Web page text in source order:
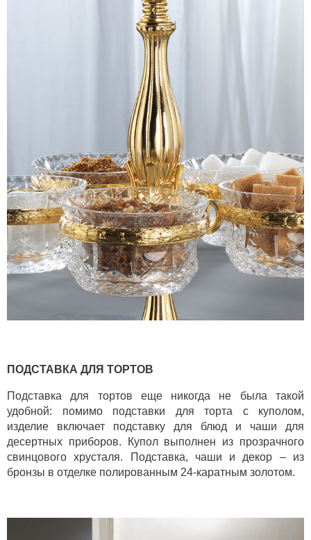
ПОДСТАВКА ДЛЯ ТОРТОВ
Подставка для тортов еще никогда не была такой
удобной: помимо подставки для торта с куполом,
изделие включает подставку для блюд и чаши для
десертных приборов. Купол выполнен из прозрачного
свинцового хрусталя. Подставка, чаши и декор – из
бронзы в отделке полированным 24-каратным золотом.